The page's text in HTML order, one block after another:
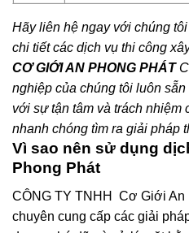
Hãy liên hệ ngay với chúng
chi tiết các dịch vụ thi công
CƠ GIỚI AN PHONG PHÁT
nghiệp của chúng tôi luôn
với sự tận tâm và trách nhiệm
nhanh chóng tìm ra giải pháp
Vì sao nên sử dụng
Phong Phát
CÔNG TY TNHH Cơ Giới An
chuyên cung cấp các giải